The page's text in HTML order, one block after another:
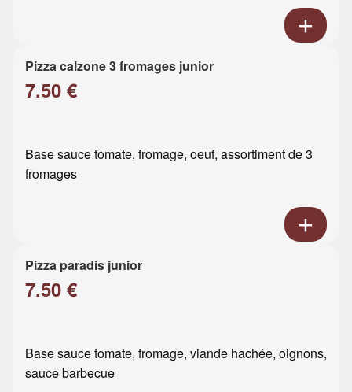
Pizza calzone 3 fromages junior
7.50 €
Base sauce tomate, fromage, oeuf, assortiment de 3
fromages
Pizza paradis junior
7.50 €
Base sauce tomate, fromage, viande hachée, oignons,
sauce barbecue